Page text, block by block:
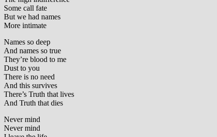
Some call fate
But we had names
More intimate
Names so deep
And names so true
They’re blood to me
Dust to you
There is no need
And this survives
There’s Truth that lives
And Truth that dies
Never mind
Never mind